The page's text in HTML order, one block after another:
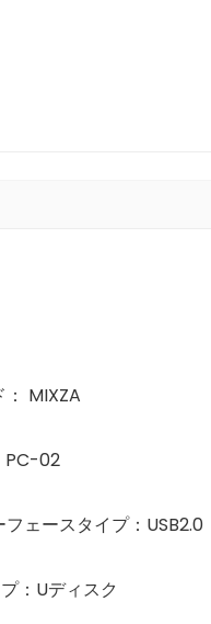
MIXZA
PC-02
ェースタイプ：USB2.0
：Uディスク